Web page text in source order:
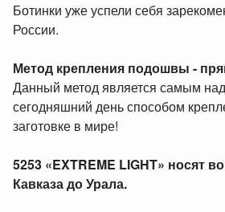
Ботинки уже успели себя
России.
Метод крепления подошвы -
Данный метод является самым
сегодняшний день способом
заготовке в мире!
5253 «EXTREME LIGHT» носят
Кавказа до Урала.